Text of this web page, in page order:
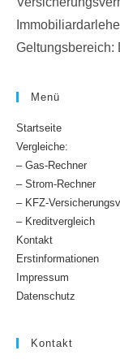
Geltungsbereich:
Menü
Startseite
Vergleiche:
– Gas-Rechner
– Strom-Rechner
– KFZ-
– Kreditvergleich
Kontakt
Erstinformationen
Impressum
Datenschutz
Kontakt